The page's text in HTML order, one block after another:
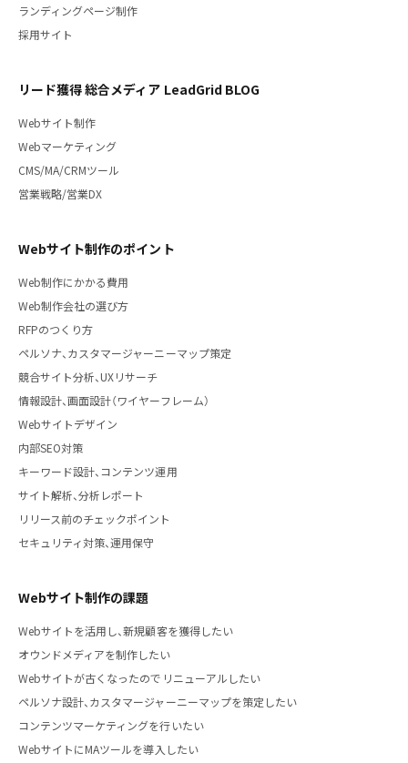
ランディングページ制作
採用サイト
リード獲得 総合メディア LeadGrid BLOG
Webサイト制作
Webマーケティング
CMS/MA/CRMツール
営業戦略/営業DX
Webサイト制作のポイント
Web制作にかかる費用
Web制作会社の選び方
RFPのつくり方
ペルソナ、カスタマージャーニーマップ策定
競合サイト分析、UXリサーチ
情報設計、画面設計（ワイヤーフレーム）
Webサイトデザイン
内部SEO対策
キーワード設計、コンテンツ運用
サイト解析、分析レポート
リリース前のチェックポイント
セキュリティ対策、運用保守
Webサイト制作の課題
Webサイトを活用し、新規顧客を獲得したい
オウンドメディアを制作したい
Webサイトが古くなったのでリニューアルしたい
ペルソナ設計、カスタマージャーニーマップを策定したい
コンテンツマーケティングを行いたい
WebサイトにMAツールを導入したい